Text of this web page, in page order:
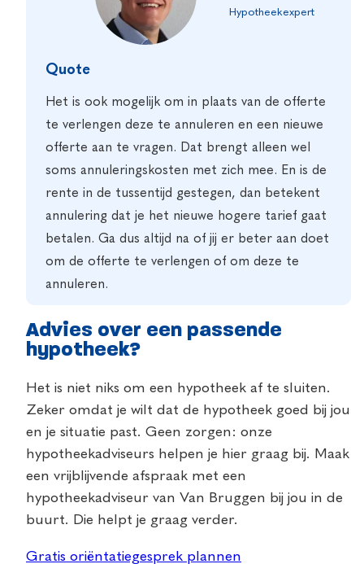
Hypotheekexpert
Quote
Het is ook mogelijk om in plaats van de offerte
te verlengen deze te annuleren en een nieuwe
offerte aan te vragen. Dat brengt alleen wel
soms annuleringskosten met zich mee. En is de
rente in de tussentijd gestegen, dan betekent
annulering dat je het nieuwe hogere tarief gaat
betalen. Ga dus altijd na of jij er beter aan doet
om de offerte te verlengen of om deze te
annuleren.
Advies over een passende
hypotheek?
Het is niet niks om een hypotheek af te sluiten.
Zeker omdat je wilt dat de hypotheek goed bij jou
en je situatie past. Geen zorgen: onze
hypotheekadviseurs helpen je hier graag bij. Maak
een vrijblijvende afspraak met een
hypotheekadviseur van Van Bruggen bij jou in de
buurt. Die helpt je graag verder.
Gratis oriëntatiegesprek plannen